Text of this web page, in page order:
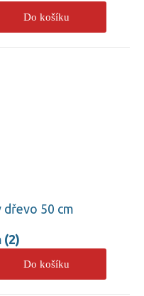
Do košíku
50 cm
(2)
Do košíku